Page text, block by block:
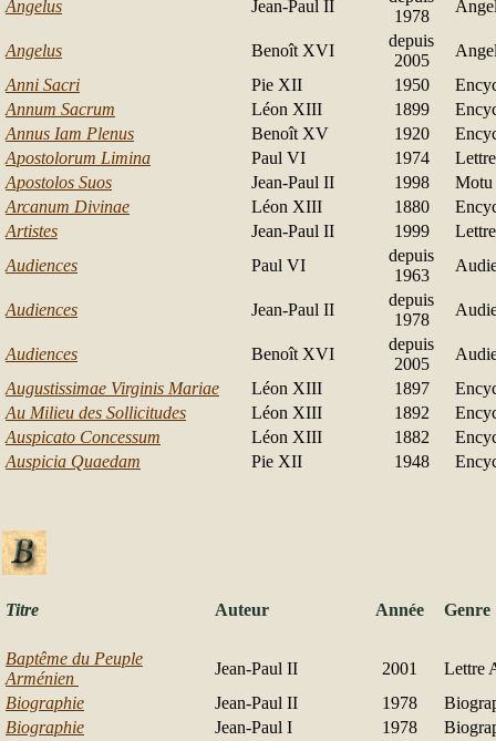
Angelus Jean-Paul II
1978
Angelus Benoît XVI
depuis
2005
Anni Sacri
Pie XII 1950
Annum Sacrum
Léon XIII 1899
Annus Iam Plenus
Benoît XV 1920
Apostolorum Limina
Paul VI 1974
Apostolos Suos
Jean-Paul II 1998
Motu
Arcanum Divinae
Léon XIII 1880
Artistes
Jean-Paul II 1999
Lettre
Audiences
Paul VI
depuis
1963
Audiences Jean-Paul II
depuis
1978
Audiences Benoît XVI
depuis
2005
Augustissimae Virginis Mariae
Léon XIII 1897
Au Milieu des Sollicitudes
Léon XIII 1892
Auspicato Concessum
Léon XIII 1882
Auspicia Quaedam
Pie XII 1948
Titre Auteur Année Genre
Baptême du Peuple
Arménien
Jean-Paul II 2001
Lettre
Biographie
Jean-Paul II 1978
Biographie
Jean-Paul I 1978